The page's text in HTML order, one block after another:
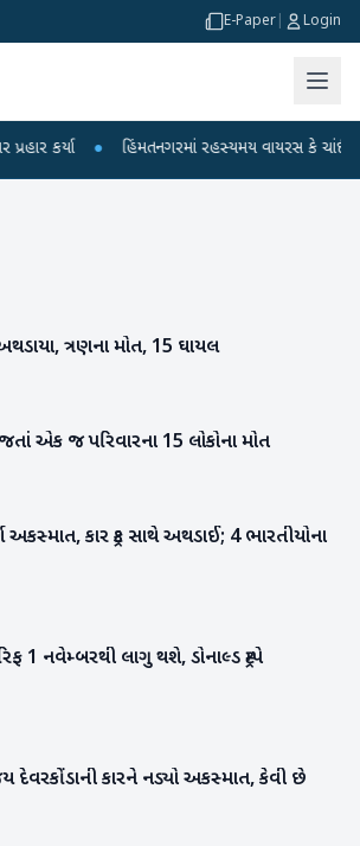
E-Paper Login
કર્યા ● હિંમતનગરમાં રહસ્યમય વાયરસ કે ચાંદીપુરા?
ત્રણના મોત, 15 ઘાયલ
જતાં એક જ પરિવારના 15 લોકોના મોત
અકસ્માત, કાર ટ્રક સાથે અથડાઈ; 4 ભારતીયોના
1 નવેમ્બરથી લાગુ થશે, ડોનાલ્ડ ટ્રમ્પે
દેવરકોંડાની કારને નડ્યો અકસ્માત, કેવી છે